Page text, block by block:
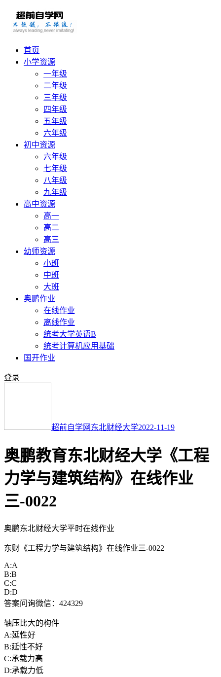
首页
小学资源
一年级
二年级
三年级
四年级
五年级
六年级
初中资源
六年级
七年级
八年级
九年级
高中资源
高一
高二
高三
幼师资源
小班
中班
大班
奥鹏作业
在线作业
离线作业
统考大学英语B
统考计算机应用基础
国开作业
登录
超前自学网 东北财经大学2022-11-19
奥鹏教育东北财经大学《工程
力学与建筑结构》在线作业
三-0022
奥鹏东北财经大学平时在线作业
东财《工程力学与建筑结构》在线作业三-0022
A:A
B:B
C:C
D:D
答案问询微信：424329
轴压比大的构件
A:延性好
B:延性不好
C:承载力高
D:承载力低